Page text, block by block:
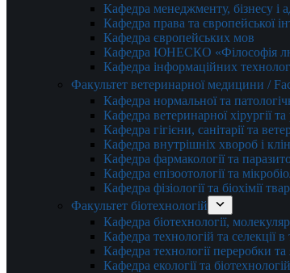
Кафедра менеджменту, бізнесу і
Кафедра права та європейської
Кафедра європейських мов
Кафедра ЮНЕСКО «Філософія
Кафедра інформаційних
Факультет ветеринарної медицини /
Кафедра нормальної та
Кафедра ветеринарної хірургії
Кафедра гігієни, санітарії та
Кафедра внутрішніх хвороб і
Кафедра фармакології та
Кафедра епізоотології та
Кафедра фізіології та біохімії
Факультет біотехнологій
Кафедра біотехнології,
Кафедра технологій та селекції
Кафедра технології переробки
Кафедра екології та